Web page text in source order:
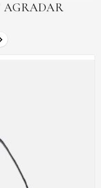
AGRADAR